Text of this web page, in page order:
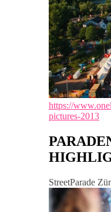
https://
pictures-2013
StreetParade